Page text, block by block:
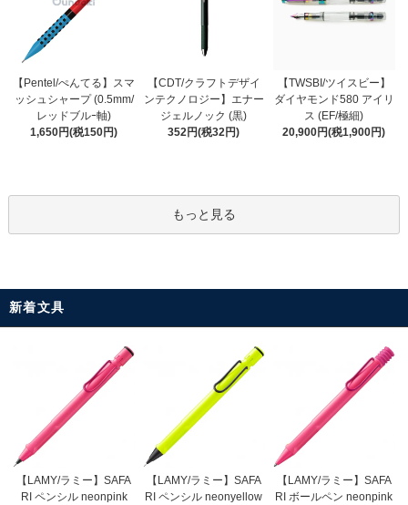
【Pentel/ぺんてる】スマ
ッシュシャープ (0.5mm/
レッドブルｰ軸)
1,650円(税150円)
【CDT/クラフトデザイ
ンテクノロジー】エナー
ジェルノック (黒)
352円(税32円)
【TWSBI/ツイスビー】
ダイヤモンド580 アイリ
ス (EF/極細)
20,900円(税1,900円)
もっと見る
新着文具
【LAMY/ラミー】SAFA
RI ペンシル neonpink
【LAMY/ラミー】SAFA
RI ペンシル neonyellow
【LAMY/ラミー】SAFA
RI ボールペン neonpink